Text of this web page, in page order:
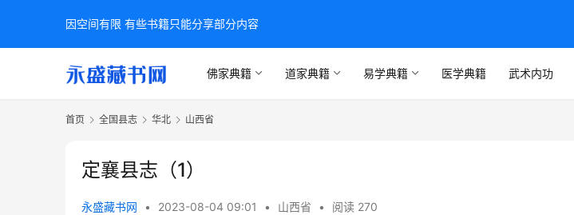
佛家典籍 道家典籍 易学典籍 医学典籍 武术内功
首页 全国县志 华北 山西省
定襄县志（1）
永盛藏书网 • 2023-08-04 09:01 • 山西省 • 阅读 270
因空间有限 有些书籍只能分享部分内容